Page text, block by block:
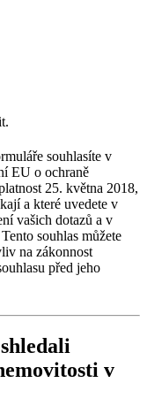
souhlasíte v
EU o ochraně
25. května 2018,
a které uvedete v
vašich dotazů a v
souhlas můžete
na zákonnost
před jeho
v